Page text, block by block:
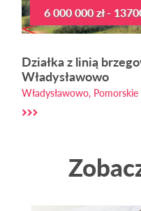
6 000 000 zł -
Działka z linią
Władysławowo
Władysławowo, Pomorskie